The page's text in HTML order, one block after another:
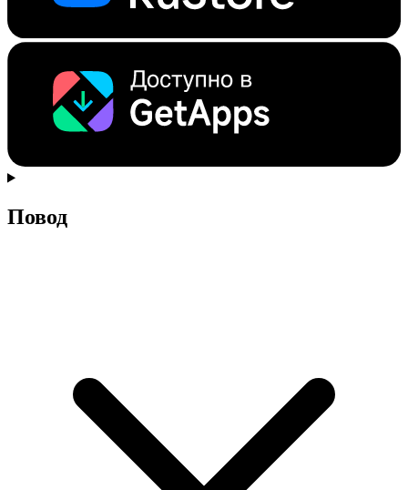
Повод